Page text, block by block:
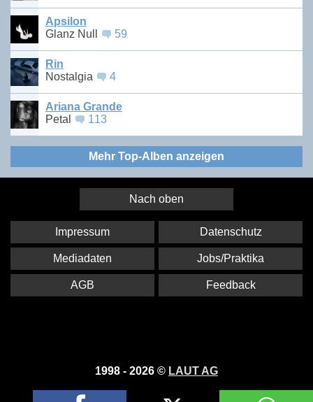
Apsilon
Glanz Null
59
Rin
Nostalgia
4
Ariana Grande
Petal
113
Mehr Top-Alben anzeigen
Nach oben
1998 - 2026 © LAUT AG
Impressum Datenschutz
Mediadaten Jobs/Praktika
AGB Feedback